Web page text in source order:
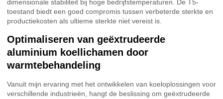
dimensionale stabiliteit bij hoge bedrijfstemperaturen. De T5-
toestand biedt een goed compromis tussen verbeterde sterkte en
productiekosten als ultieme sterkte niet vereist is.
Optimaliseren van geëxtrudeerde
aluminium koellichamen door
warmtebehandeling
Vanuit mijn ervaring met het ontwikkelen van koeloplossingen voor
verschillende industrieën, hangt de beslissing om geëxtrudeerde